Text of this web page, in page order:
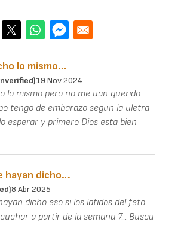
lo mismo…
19 Nov 2024
lo mismo pero no me uan querido
tengo de embarazo segun la uletra
esperar y primero Dios esta bien
hayan dicho…
8 Abr 2025
dicho eso si los latidos del feto
a partir de la semana 7... Busca